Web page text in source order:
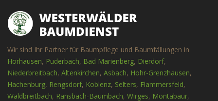
Wir sind Ihr Partner für Baumpflege und Baumfällungen in
Horhausen, Puderbach, Bad Marienberg, Dierdorf,
Niederbreitbach, Altenkirchen, Asbach, Höhr-Grenzhausen,
Hachenburg, Rengsdorf, Koblenz, Selters, Flammersfeld,
Waldbreitbach, Ransbach-Baumbach, Wirges, Montabaur,